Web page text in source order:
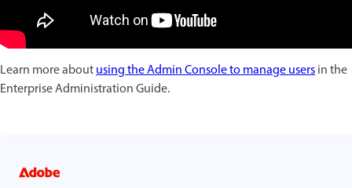
Learn more aboutusing the Admin Console to manage usersin the
Enterprise Administration Guide.